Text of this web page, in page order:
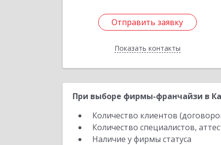
Отправить заявку
Показать контакты
Отправить заявку
Назад
При выборе фирмы-франчайзи в
Количество клиентов
Количество специалистов,
Наличие у фирмы статуса